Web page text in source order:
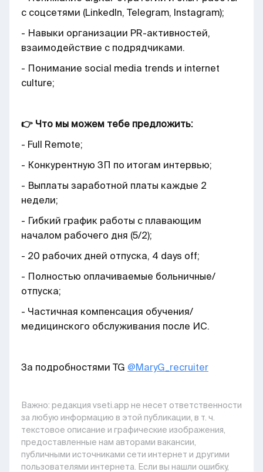
с соцсетями (LinkedIn, Telegram, Instagram);
- Навыки организации PR-активностей,
взаимодействие с подрядчиками.
- Понимание social media trends и internet
culture;
👉 Что мы можем тебе предложить:
- Full Remote;
- Конкурентную ЗП по итогам интервью;
- Выплаты заработной платы каждые 2
недели;
- Гибкий график работы с плавающим
началом рабочего дня (5/2);
- 20 рабочих дней отпуска, 4 days off;
- Полностью оплачиваемые больничные/
отпуска;
- Частичная компенсация обучения/
медицинского обслуживания после ИС.
За подробностями TG @MaryG_recruiter
Важно: pедакция vseti.app не несет ответственности
за любую информацию в этой публикации, в т. ч.
текстовое описание и графические изображения,
предоставленные нам авторами вакансии,
публичными источниками сети интернет и другими
пользователями интернета. Если вы нашли ошибку,